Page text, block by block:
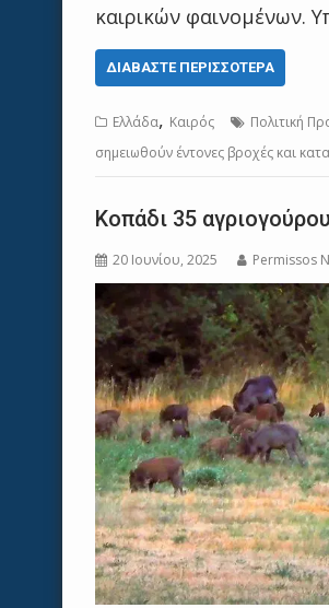
καιρικών φαινομένων.
ΔΙΑΒΆΣΤΕ ΠΕΡΙΣΣΌΤΕΡΑ
Ελλάδα, Καιρός
Πολιτική
σημειωθούν έντονες βροχές και
Κοπάδι 35
20 Ιουνίου, 2025 Permissos